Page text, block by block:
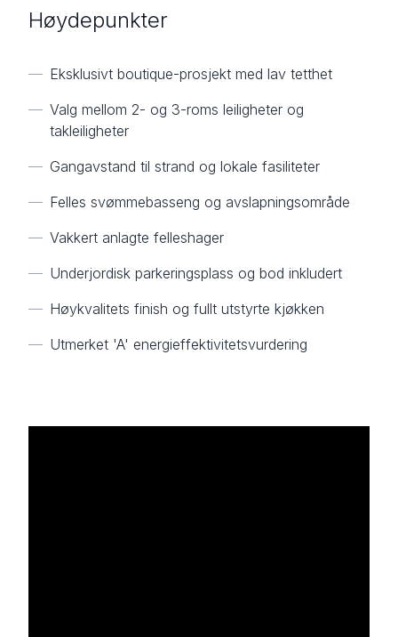
Høydepunkter
— Eksklusivt boutique-prosjekt med lav tetthet
— Valg mellom 2- og 3-roms leiligheter og
takleiligheter
— Gangavstand til strand og lokale fasiliteter
— Felles svømmebasseng og avslapningsområde
— Vakkert anlagte felleshager
— Underjordisk parkeringsplass og bod inkludert
— Høykvalitets finish og fullt utstyrte kjøkken
— Utmerket 'A' energieffektivitetsvurdering